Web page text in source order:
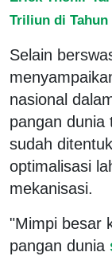
Triliun di Tahun
Selain
nasional
pangan dunia
sudah
optimalisasi
mekanisasi.
"Mimpi besar
pangan dunia